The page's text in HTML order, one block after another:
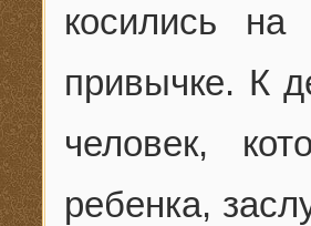
косились
привычке. К
человек,
ребенка,